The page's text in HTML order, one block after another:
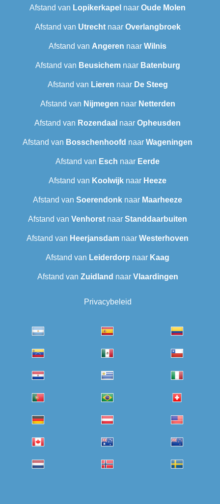
Afstand van Lopikerkapel naar Oude Molen
Afstand van Utrechtnaar Overlangbroek
Afstand van Angeren naar Wilnis
Afstand van Beusichemnaar Batenburg
Afstand van Lieren naar De Steeg
Afstand van Nijmegen naar Netterden
Afstand van Rozendaal naar Opheusden
Afstand van Bosschenhoofd naar Wageningen
Afstand van Esch naar Eerde
Afstand van Koolwijk naar Heeze
Afstand van Soerendonk naar Maarheeze
Afstand van Venhorst naar Standdaarbuiten
Afstand van Heerjansdam naar Westerhoven
Afstand van Leiderdorp naar Kaag
Afstand van Zuidland naar Vlaardingen
Privacybeleid